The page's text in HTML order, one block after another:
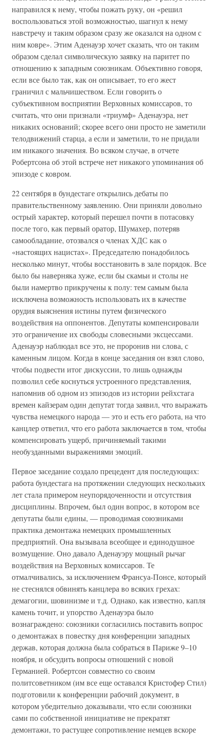
направился к нему, чтобы пожать руку, он «решил
воспользоваться этой возможностью, шагнул к нему
навстречу и таким образом сразу же оказался на одном с
ним ковре». Этим Аденауэр хочет сказать, что он таким
образом сделал символическую заявку на паритет по
отношению к западным союзникам. Объективно говоря,
если все было так, как он описывает, то его жест
граничил с мальчишеством. Если говорить о
субъективном восприятии Верховных комиссаров, то
считать, что они признали «триумф» Аденауэра, нет
никаких оснований; скорее всего они просто не заметили
телодвижений старца, а если и заметили, то не придали
им никакого значения. Во всяком случае, в отчете
Робертсона об этой встрече нет никакого упоминания об
эпизоде с ковром.
22 сентября в бундестаге открылись дебаты по
правительственному заявлению. Они приняли довольно
острый характер, который перешел почти в потасовку
после того, как первый оратор, Шумахер, потеряв
самообладание, отозвался о членах ХДС как о
«настоящих нацистах». Председателю понадобилось
несколько минут, чтобы восстановить в зале порядок. Все
было бы наверняка хуже, если бы скамьи и столы не
были намертво прикручены к полу: тем самым была
исключена возможность использовать их в качестве
орудия выяснения истины путем физического
воздействия на оппонентов. Депутаты компенсировали
это ограничение их свободы словесными эксцессами.
Аденауэр наблюдал все это, не проронив ни слова, с
каменным лицом. Когда в конце заседания он взял слово,
чтобы подвести итог дискуссии, то лишь однажды
позволил себе коснуться устроенного представления,
напомнив об одном из эпизодов из истории рейхстага
времен кайзерам один депутат тогда заявил, что выражать
чувства немецкого народа — это и есть его работа, на что
канцлер ответил, что его работа заключается в том, чтобы
компенсировать ущерб, причиняемый такими
необузданными выражениями эмоций.
Первое заседание создало прецедент для последующих:
работа бундестага на протяжении следующих нескольких
лет стала примером неупорядоченности и отсутствия
дисциплины. Впрочем, был один вопрос, в котором все
депутаты были едины, — проводимая союзниками
практика демонтажа немецких промышленных
предприятий. Она вызывала всеобщее и единодушное
возмущение. Оно давало Аденауэру мощный рычаг
воздействия на Верховных комиссаров. Те
отмалчивались, за исключением Франсуа-Понсе, который
не стеснялся обвинять канцлера во всяких грехах:
демагогии, шовинизме и т.д. Однако, как известно, капля
камень точит, и упорство Аденауэра было
вознаграждено: союзники согласились поставить вопрос
о демонтажах в повестку дня конференции западных
держав, которая должна была собраться в Париже 9–10
ноября, и обсудить вопросы отношений с новой
Германией. Робертсон совместно со своим
политсоветником (им все еще оставался Кристофер Стил)
подготовили к конференции рабочий документ, в
котором убедительно доказывали, что если союзники
сами по собственной инициативе не прекратят
демонтажи, то растущее сопротивление немцев вскоре